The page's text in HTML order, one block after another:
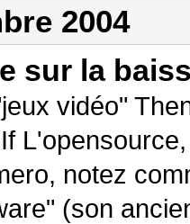
2004
sur la
vidéo"
notez
(son